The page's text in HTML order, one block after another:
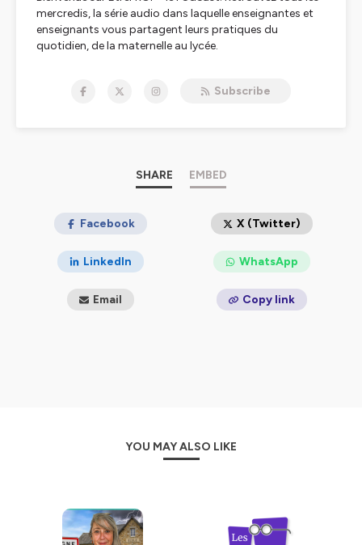
mercredis, la série audio dans laquelle enseignantes et
enseignants vous partagent leurs pratiques du
quotidien, de la maternelle au lycée.
d'une classe, brut, sans fard, fait de perfections et
d'enseignement, nous vous ouvrons leurs portes. Nous
vous invitons à découvrir ces outils pédagogiques, afin
confidentialite
pour plus d'informations.
Subscribe
SHARE EMBED
Facebook X (Twitter)
LinkedIn WhatsApp
Email Copy link
YOU MAY ALSO LIKE